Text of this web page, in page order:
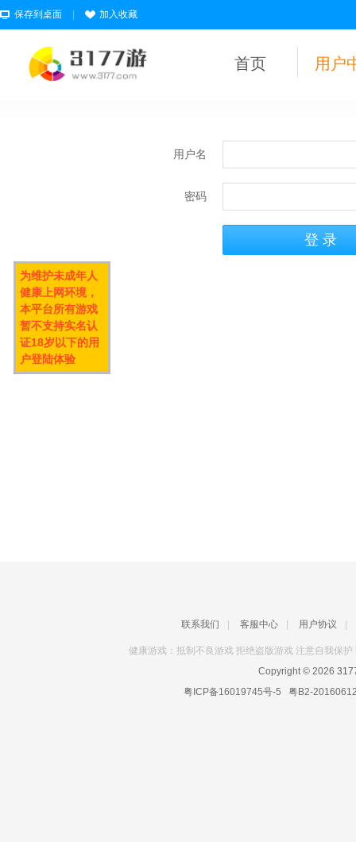
保存到桌面 加入收藏
首页 用户
用户名
密码
联系我们 客服中心 用户协议
健康游戏：抵制不良游戏 拒绝盗版游戏 注意自我保
Copyright © 2026
粤ICP备16019745号-5 粤B2-
为维护未成年人
健康上网环境，
本平台所有游戏
暂不支持实名认
证18岁以下的用
户登陆体验